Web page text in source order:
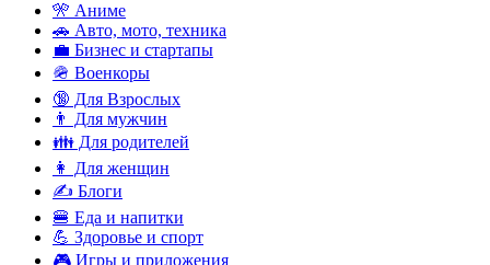
🎌 Аниме
🚗 Авто, мото, техника
💼 Бизнес и стартапы
🪖 Военкоры
🔞 Для Взрослых
👨 Для мужчин
👪 Для родителей
👩 Для женщин
✍️ Блоги
🍔 Еда и напитки
💪 Здоровье и спорт
🎮 Игры и приложения